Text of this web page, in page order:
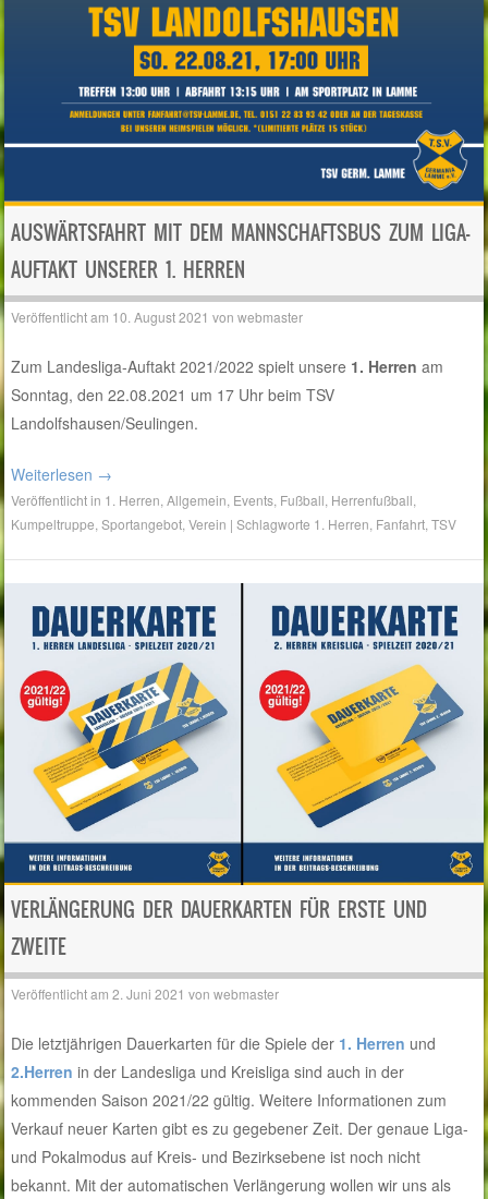
AUSWÄRTSFAHRT MIT DEM MANNSCHAFTSBUS ZUM LIGA-
AUFTAKT UNSERER 1. HERREN
Veröffentlicht am 10. August 2021 vonwebmaster
Zum Landesliga-Auftakt 2021/2022 spielt unsere 1. Herren am
Sonntag, den 22.08.2021 um 17 Uhr beim TSV
Landolfshausen/Seulingen.
Weiterlesen →
Veröffentlicht in 1. Herren ,Allgemein Events Fußball Herrenfußball
Kumpeltruppe ,Sportangebot ,Verein |Schlagworte 1. Herren Fanfahrt ,TSV
VERLÄNGERUNG DER DAUERKARTEN FÜR ERSTE UND
ZWEITE
Veröffentlicht am2. Juni 2021 vonwebmaster
Die letztjährigen Dauerkarten für die Spiele der 1. Herren und
2.Herren in der Landesliga und Kreisliga sind auch in der
kommenden Saison 2021/22 gültig. Weitere Informationen zum
Verkauf neuer Karten gibt es zu gegebener Zeit. Der genaue Liga-
und Pokalmodus auf Kreis- und Bezirksebene ist noch nicht
bekannt. Mit der automatischen Verlängerung wollen wir uns als